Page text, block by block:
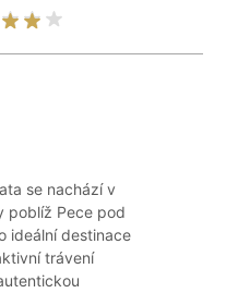
se nachází v
poblíž Pece pod
ideální destinace
trávení